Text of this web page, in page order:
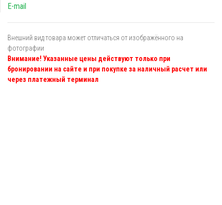
E-mail
Внешний вид товара может отличаться от изображённого на
фотографии
Внимание! Указанные цены действуют только при
бронировании на сайте и при покупке за наличный расчет или
через платежный терминал